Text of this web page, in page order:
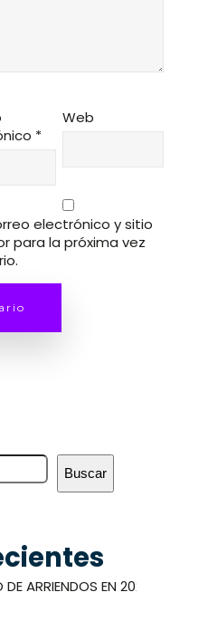
*
Web
electrónico y sitio
para la próxima vez
Buscar
ARRIENDOS EN 2025